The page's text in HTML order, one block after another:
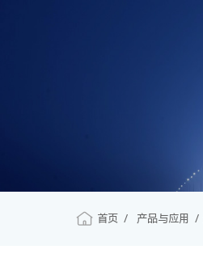
首页 产品与应用